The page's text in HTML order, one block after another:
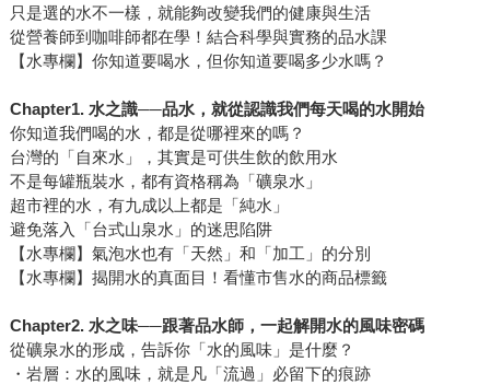
只是選的水不一樣，就能夠改變我們的健康與生活
從營養師到咖啡師都在學！結合科學與實務的品水課
【水專欄】你知道要喝水，但你知道要喝多少水嗎？
Chapter1. 水之識──品水，就從認識我們每天喝的水開始
你知道我們喝的水，都是從哪裡來的嗎？
台灣的「自來水」，其實是可供生飲的飲用水
不是每罐瓶裝水，都有資格稱為「礦泉水」
超市裡的水，有九成以上都是「純水」
避免落入「台式山泉水」的迷思陷阱
【水專欄】氣泡水也有「天然」和「加工」的分別
【水專欄】揭開水的真面目！看懂市售水的商品標籤
Chapter2. 水之味──跟著品水師，一起解開水的風味密碼
從礦泉水的形成，告訴你「水的風味」是什麼？
・岩層：水的風味，就是凡「流過」必留下的痕跡